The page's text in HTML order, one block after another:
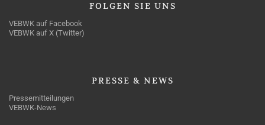
FOLGEN SIE UNS
VEBWK auf Facebook
VEBWK auf X (Twitter)
PRESSE & NEWS
Pressemitteilungen
VEBWK-News